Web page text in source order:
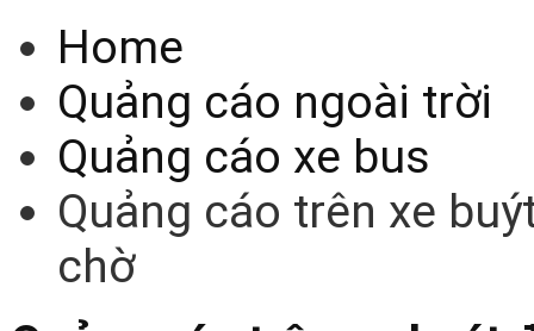
Home
Quảng cáo ngoài trời
Quảng cáo xe bus
Quảng cáo trên xe
chờ